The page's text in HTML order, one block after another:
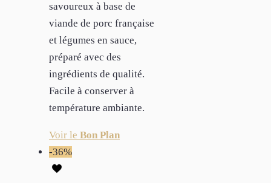
savoureux à base de
viande de porc française
et légumes en sauce,
préparé avec des
ingrédients de qualité.
Facile à conserver à
température ambiante.
Voir le Bon Plan
-36%